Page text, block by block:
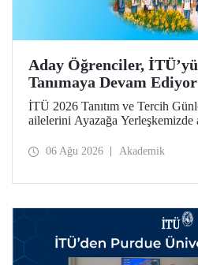
Aday Öğrenciler,
Tanımaya Devam Ediyor
İTÜ 2026 Tanıtım ve Tercih
ailelerini Ayazağa Yerleşkemizde
ilgili fakülte ve birimler adaylara
06 Ağu 2026 Akademik